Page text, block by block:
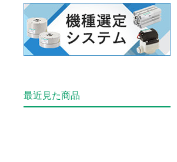
最近見た商品